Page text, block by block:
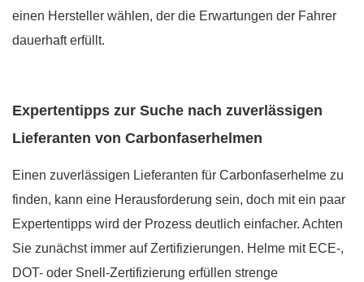
einen Hersteller wählen, der die Erwartungen der Fahrer
dauerhaft erfüllt.
Expertentipps zur Suche nach zuverlässigen
Lieferanten von Carbonfaserhelmen
Einen zuverlässigen Lieferanten für Carbonfaserhelme zu
finden, kann eine Herausforderung sein, doch mit ein paar
Expertentipps wird der Prozess deutlich einfacher. Achten
Sie zunächst immer auf Zertifizierungen. Helme mit ECE-,
DOT- oder Snell-Zertifizierung erfüllen strenge